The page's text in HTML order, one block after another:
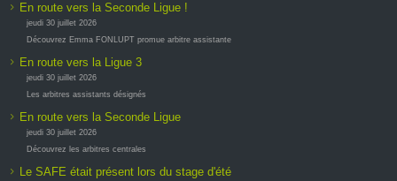
En route vers la Seconde Ligue !
jeudi 30 juillet 2026
Découvrez Emma FONLUPT promue arbitre assistante
En route vers la Ligue 3
jeudi 30 juillet 2026
Les arbitres assistants désignés
En route vers la Seconde Ligue
jeudi 30 juillet 2026
Découvrez les arbitres centrales
Le SAFE était présent lors du stage d'été